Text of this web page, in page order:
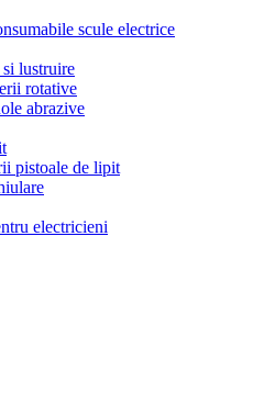
scule electrice
lustruire
rotative
abrazive
pistoale de lipit
electricieni